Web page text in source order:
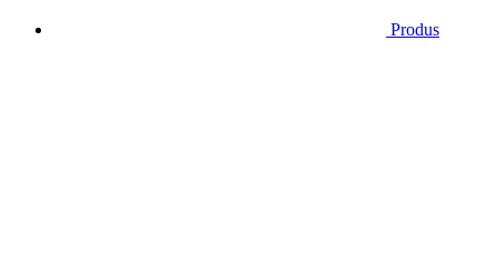
Produs